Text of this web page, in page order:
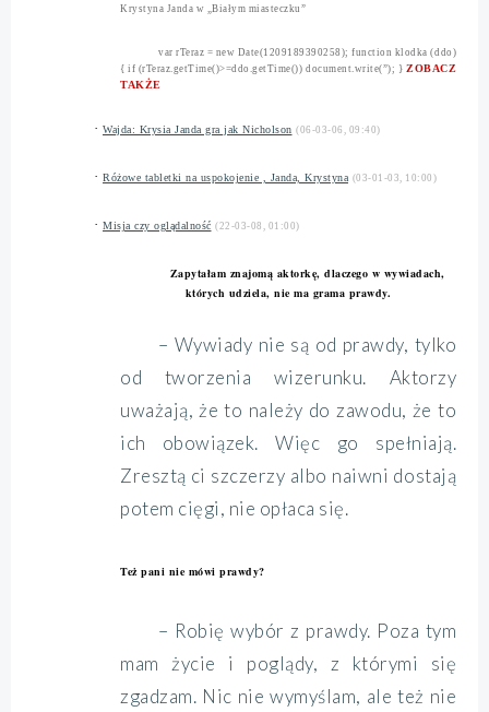
Krystyna Janda w „Białym miasteczku”
var rTeraz = new Date(1209189390258); function klodka (ddo)
{ if (rTeraz.getTime()>=ddo.getTime()) document.write(”); } ZOBACZ
TAKŻE
· Wajda: Krysia Janda gra jak Nicholson (06-03-06, 09:40)
· Różowe tabletki na uspokojenie , Janda, Krystyna (03-01-03, 10:00)
· Misja czy oglądalność (22-03-08, 01:00)
Zapytałam znajomą aktorkę, dlaczego w wywiadach,
których udziela, nie ma grama prawdy.
– Wywiady nie są od prawdy, tylko
od tworzenia wizerunku. Aktorzy
uważają, że to należy do zawodu, że to
ich obowiązek. Więc go spełniają.
Zresztą ci szczerzy albo naiwni dostają
potem cięgi, nie opłaca się.
Też pani nie mówi prawdy?
– Robię wybór z prawdy. Poza tym
mam życie i poglądy, z którymi się
zgadzam. Nic nie wymyślam, ale też nie